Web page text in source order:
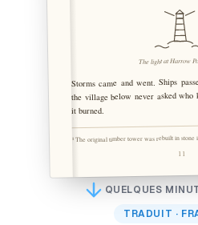
The light at Harrow
Storms came and went. Ships
the village below never asked
it burned.
¹ The original timber tower was rebuilt in stone
11
QUELQUES
TRADUIT ·